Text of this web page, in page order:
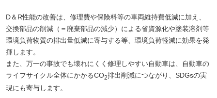
D＆R性能の改善は、修理費や保険料等の車両維持費低減に加え、
交換部品の削減（＝廃棄部品の減少）による省資源化や塗装溶剤等
環境負荷物質の排出量低減に寄与する等、環境負荷軽減に効果を発
揮します。
また、万一の事故でも壊れにくく修理しやすい自動車は、自動車の
ライフサイクル全体にかかるCO2排出削減につながり、SDGsの実
現にも寄与します。